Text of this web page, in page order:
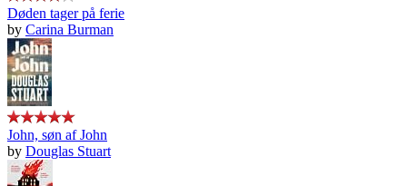
Døden tager på ferie
by Carina Burman
John, søn af John
by Douglas Stuart